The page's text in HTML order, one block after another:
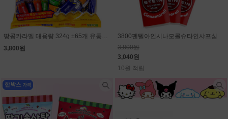
땅콩카라멜 대용량 324g ±65개 유통기한 임박할인(9월11일)
3,800원
3800펜텔아인시나모롤슈타인샤프심
3,800원
3,040원
10원 적립